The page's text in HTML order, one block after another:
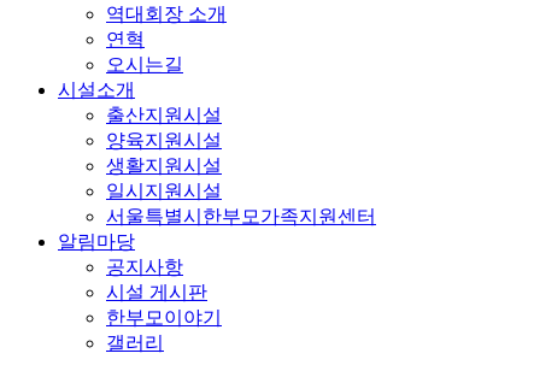
역대회장 소개
연혁
오시는길
시설소개
출산지원시설
양육지원시설
생활지원시설
일시지원시설
서울특별시한부모가족지원센터
알림마당
공지사항
시설 게시판
한부모이야기
갤러리